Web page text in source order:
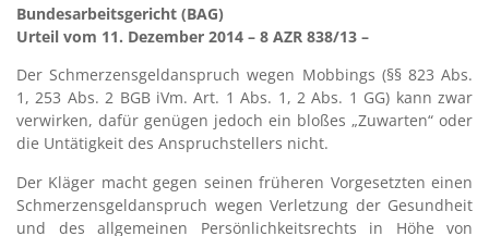
Bundesarbeitsgericht (BAG)
Urteil vom 11. Dezember 2014 – 8 AZR 838/13 –
Der Schmerzensgeldanspruch wegen Mobbings (§§ 823 Abs.
1, 253 Abs. 2 BGB iVm. Art. 1 Abs. 1, 2 Abs. 1 GG) kann zwar
verwirken, dafür genügen jedoch ein bloßes „Zuwarten“ oder
die Untätigkeit des Anspruchstellers nicht.
Der Kläger macht gegen seinen früheren Vorgesetzten einen
Schmerzensgeldanspruch wegen Verletzung der Gesundheit
und des allgemeinen Persönlichkeitsrechts in Höhe von